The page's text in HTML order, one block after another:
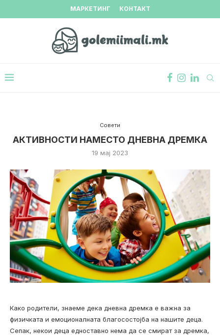
МАРКЕТИНГ КОНТАКТ
Совети
АКТИВНОСТИ НАМЕСТО ДНЕВНА ДРЕМКА
19 мај 2023
Како родители, знаеме дека дневна дремка е важна за
физичката и емоционалната благосостојба на нашите деца.
Сепак, некои деца едноставно нема да се смират за дремка,